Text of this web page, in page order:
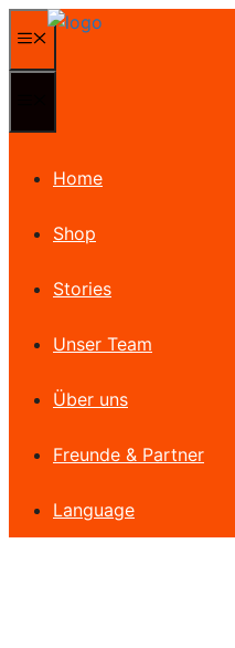
Inhalt
springen
Menü
Home
Shop
Stories
Unser Team
Über uns
Freunde & Partner
Language